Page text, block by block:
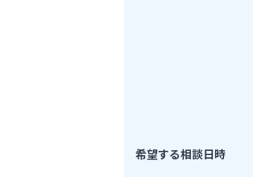
希望する相談日時